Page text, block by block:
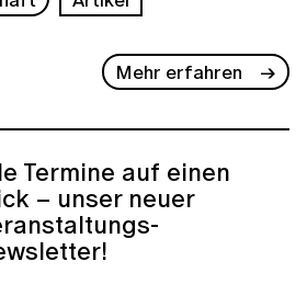
Mehr erfahren
Termine auf einen
– unser neuer